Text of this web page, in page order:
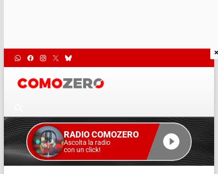
RADIO COMOZERO
Ascolta la radio
con un click!